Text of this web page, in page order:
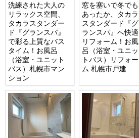
洗練された大人の
リラックス空間、
タカラスタンダー
ド『グランスパ』
で彩る上質なバス
タイム！お風呂
（浴室・ユニット
バス）札幌市マン
ション
窓を塞いで冬でも
あったか、タカラ
スタンダード『グ
ランスパ』へ快適
リフォーム！お風
呂（浴室・ユニッ
トバス）リフォー
ム 札幌市戸建